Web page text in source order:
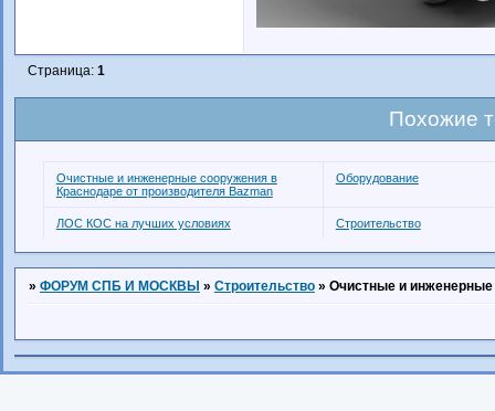
Страница: 1
Похожие
Очистные и инженерные сооружения в
Краснодаре от производителя Bazman
Оборудование
ЛОС КОС на лучших условиях Строительство
» ФОРУМ СПБ И МОСКВЫ » Строительство » Очистные и инженерные